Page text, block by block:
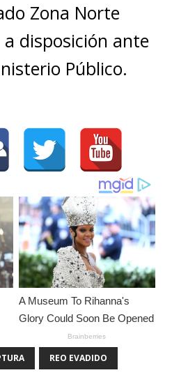
Zona Norte
disposición ante
Público.
REO EVADIDO